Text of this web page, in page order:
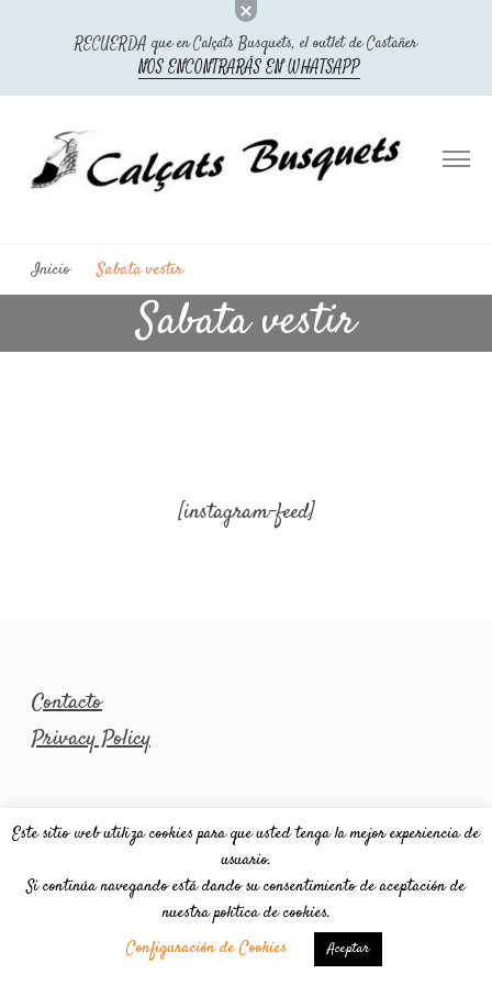
RECUERDA que en Calçats Busquets, el outlet de Castañer
NOS ENCONTRARÁS EN WHATSAPP
Calçats Busquets Castañer
Outlet Castañer, tienda oficial
Inicio Sabata vestir
Sabata vestir
[instagram-feed]
Contacto
Privacy Policy
Este sitio web utiliza cookies para que usted tenga la mejor experiencia de
usuario.
Si continúa navegando está dando su consentimiento de aceptación de
nuestra política de cookies.
Configuración de Cookies
Aceptar